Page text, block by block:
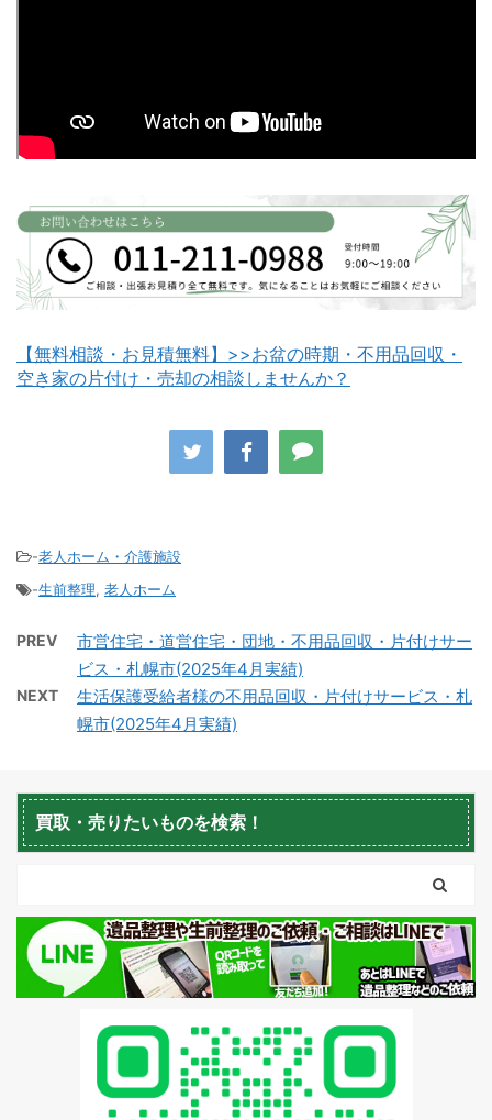
白老町不用品回収 長万部町不用品回収
蘭越町不用品回収 黒松内町不用品回収
【無料相談・お見積無料】>>お盆の時期・不用品回収・
空き家の片付け・売却の相談しませんか？
-老人ホーム・介護施設
-生前整理, 老人ホーム
PREV
市営住宅・道営住宅・団地・不用品回収・片付けサー
ビス・札幌市(2025年4月実績)
NEXT
生活保護受給者様の不用品回収・片付けサービス・札
幌市(2025年4月実績)
買取・売りたいものを検索！